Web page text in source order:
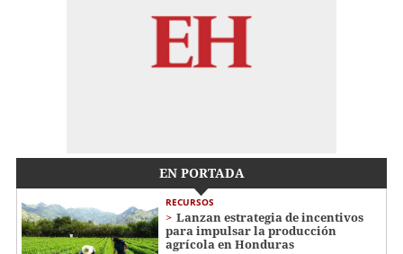
EN PORTADA
RECURSOS
Lanzan estrategia de incentivos
para impulsar la producción
agrícola en Honduras